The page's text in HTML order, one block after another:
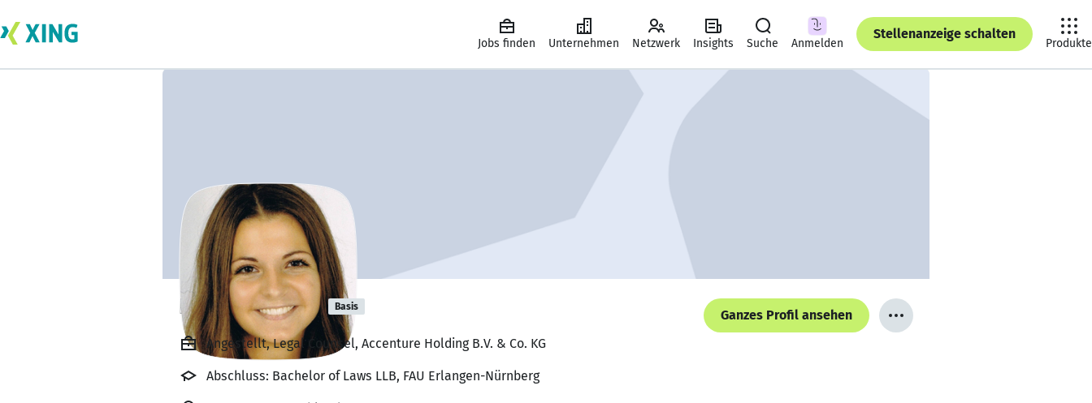
Jobs finden Unternehmen Netzwerk Insights Suche Anmelden
Stellenanzeige schalten
Produkte
Nikola Krause Basis
Ganzes Profil ansehen
Angestellt, Legal Counsel, Accenture Holding B.V. & Co. KG
Abschluss: Bachelor of Laws LLB, FAU Erlangen-Nürnberg